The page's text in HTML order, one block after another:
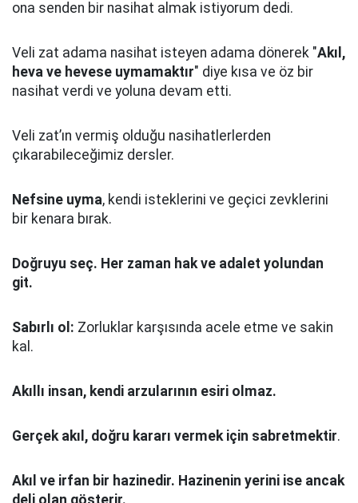
ona senden bir nasihat almak istiyorum dedi.
Veli zat adama nasihat isteyen adama dönerek "Akıl,
heva ve hevese uymamaktır" diye kısa ve öz bir
nasihat verdi ve yoluna devam etti.
Veli zat’ın vermiş olduğu nasihatlerlerden
çıkarabileceğimiz dersler.
Nefsine uyma, kendi isteklerini ve geçici zevklerini
bir kenara bırak.
Doğruyu seç. Her zaman hak ve adalet yolundan
git.
Sabırlı ol: Zorluklar karşısında acele etme ve sakin
kal.
Akıllı insan, kendi arzularının esiri olmaz.
Gerçek akıl, doğru kararı vermek için sabretmektir.
Akıl ve irfan bir hazinedir. Hazinenin yerini ise ancak